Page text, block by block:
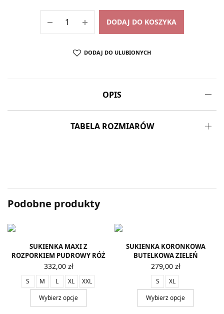
DODAJ DO KOSZYKA
DODAJ DO ULUBIONYCH
OPIS
TABELA ROZMIARÓW
Podobne produkty
SUKIENKA MAXI Z
ROZPORKIEM PUDROWY RÓŻ
332,00 zł
S M L XL
XXL
Wybierz opcje
SUKIENKA KORONKOWA
BUTELKOWA ZIELEŃ
279,00 zł
S
XL
Wybierz opcje